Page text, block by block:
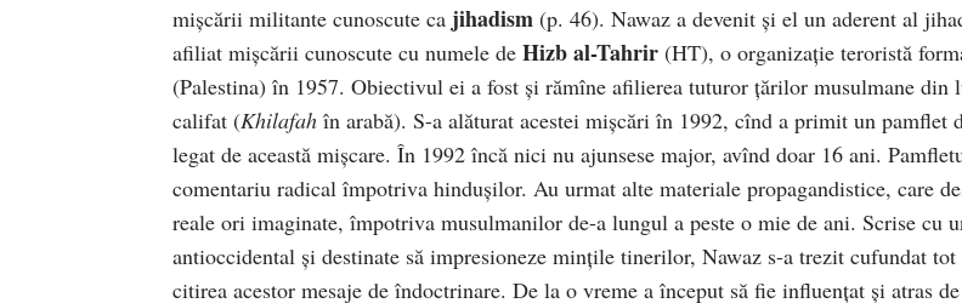
mişcării militante cunoscute ca jihadism (p. 46). Nawaz a devenit şi el un aderent al
afiliat mişcării cunoscute cu numele de Hizb al-Tahrir (HT), o organizaţie teroristă
(Palestina) în 1957. Obiectivul ei a fost şi rămîne afilierea tuturor ţărilor musulmane din
califat (Khilafah în arabă). S-a alăturat acestei mişcări în 1992, cînd a primit un pamflet
legat de această mişcare. În 1992 încă nici nu ajunsese major, avînd doar 16 ani.
comentariu radical împotriva hinduşilor. Au urmat alte materiale propagandistice, care
reale ori imaginate, împotriva musulmanilor de-a lungul a peste o mie de ani. Scrise cu
antioccidental şi destinate să impresioneze minţile tinerilor, Nawaz s-a trezit cufundat
citirea acestor mesaje de îndoctrinare. De la o vreme a început să fie influenţat şi atras